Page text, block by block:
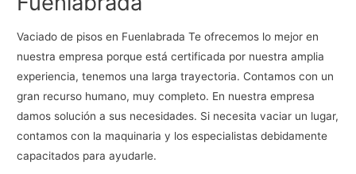
de
Vaciado de pisos en Fuenlabrada Te ofrecemos lo mejor en
nuestra empresa porque está certificada por nuestra amplia
experiencia, tenemos una larga trayectoria. Contamos con un
gran recurso humano, muy completo. En nuestra empresa
damos solución a sus necesidades. Si necesita vaciar un lugar,
contamos con la maquinaria y los especialistas debidamente
capacitados para ayudarle.